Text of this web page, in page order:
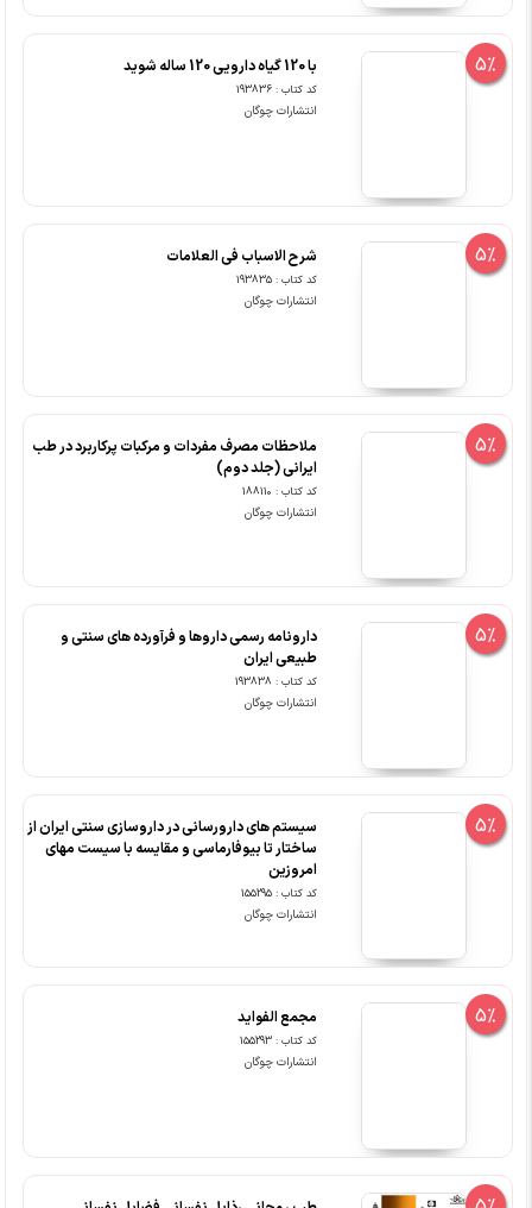
5% با 120 گیاه دارویی 120 ساله شوید
کد کتاب : 193836
انتشارات چوگان
5% شرح الاسباب فی العلامات
کد کتاب : 193835
انتشارات چوگان
5%
ملاحظات مصرف مفردات و مرکبات پرکاربرد در طب
ایرانی (جلد دوم)
کد کتاب : 188110
انتشارات چوگان
5%
دارونامه رسمی داروها و فرآورده های سنتی و
طبیعی ایران
کد کتاب : 193838
انتشارات چوگان
5%
سیستم های دارورسانی در داروسازی سنتی ایران از
ساختار تا بیوفارماسی و مقایسه با سیست مهای
امروزین
کد کتاب : 155295
انتشارات چوگان
5% مجمع الفواید
کد کتاب : 155293
انتشارات چوگان